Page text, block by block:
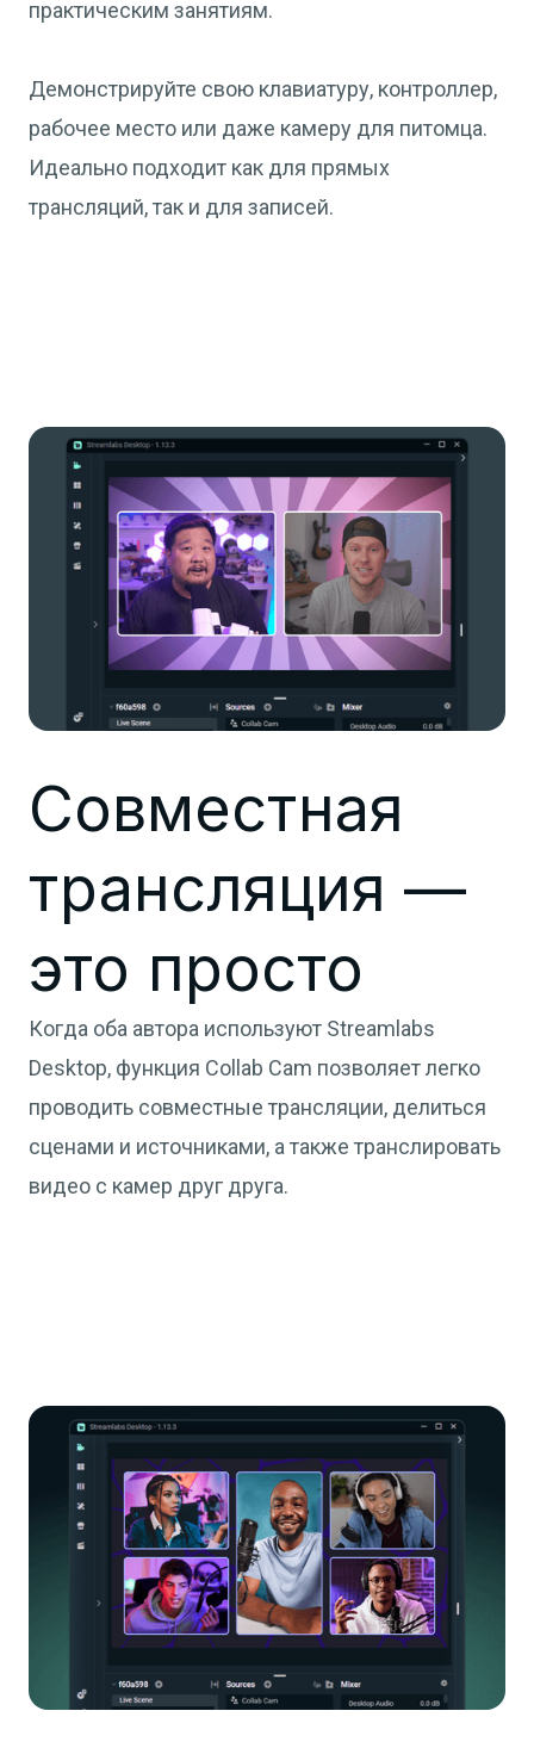
практическим занятиям.
Демонстрируйте свою клавиатуру, контроллер,
рабочее место или даже камеру для питомца.
Идеально подходит как для прямых
трансляций, так и для записей.
Совместная
трансляция —
это просто
Когда оба автора используют Streamlabs
Desktop, функция Collab Cam позволяет легко
проводить совместные трансляции, делиться
сценами и источниками, а также транслировать
видео с камер друг друга.